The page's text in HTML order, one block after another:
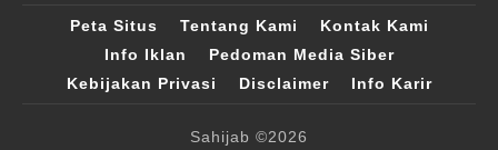
Peta Situs Tentang Kami
Kontak Kami
Info Iklan
Pedoman Media Siber
Kebijakan Privasi
Disclaimer Info Karir
Sahijab ©2026